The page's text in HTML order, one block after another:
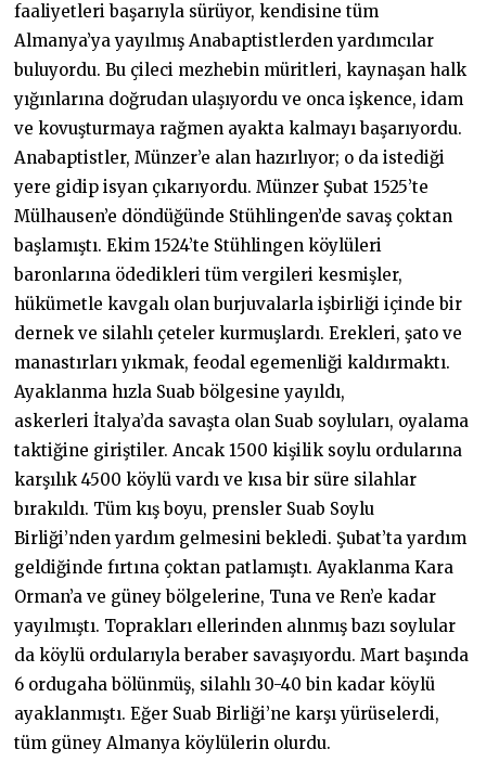
faaliyetleri başarıyla sürüyor, kendisine tüm
Almanya’ya yayılmış Anabaptistlerden yardımcılar
buluyordu. Bu çileci mezhebin müritleri, kaynaşan halk
yığınlarına doğrudan ulaşıyordu ve onca işkence, idam
ve kovuşturmaya rağmen ayakta kalmayı başarıyordu.
Anabaptistler, Münzer’e alan hazırlıyor; o da istediği
yere gidip isyan çıkarıyordu. Münzer Şubat 1525’te
Mülhausen’e döndüğünde Stühlingen’de savaş çoktan
başlamıştı. Ekim 1524’te Stühlingen köylüleri
baronlarına ödedikleri tüm vergileri kesmişler,
hükümetle kavgalı olan burjuvalarla işbirliği içinde bir
dernek ve silahlı çeteler kurmuşlardı. Erekleri, şato ve
manastırları yıkmak, feodal egemenliği kaldırmaktı.
Ayaklanma hızla Suab bölgesine yayıldı,
askerleri İtalya’da savaşta olan Suab soyluları, oyalama
taktiğine giriştiler. Ancak 1500 kişilik soylu ordularına
karşılık 4500 köylü vardı ve kısa bir süre silahlar
bırakıldı. Tüm kış boyu, prensler Suab Soylu
Birliği’nden yardım gelmesini bekledi. Şubat’ta yardım
geldiğinde fırtına çoktan patlamıştı. Ayaklanma Kara
Orman’a ve güney bölgelerine, Tuna ve Ren’e kadar
yayılmıştı. Toprakları ellerinden alınmış bazı soylular
da köylü ordularıyla beraber savaşıyordu. Mart başında
6 ordugaha bölünmüş, silahlı 30-40 bin kadar köylü
ayaklanmıştı. Eğer Suab Birliği’ne karşı yürüselerdi,
tüm güney Almanya köylülerin olurdu.